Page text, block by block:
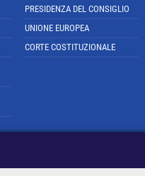
PRESIDENZA DEL CONSIGLIO
UNIONE EUROPEA
CORTE COSTITUZIONALE